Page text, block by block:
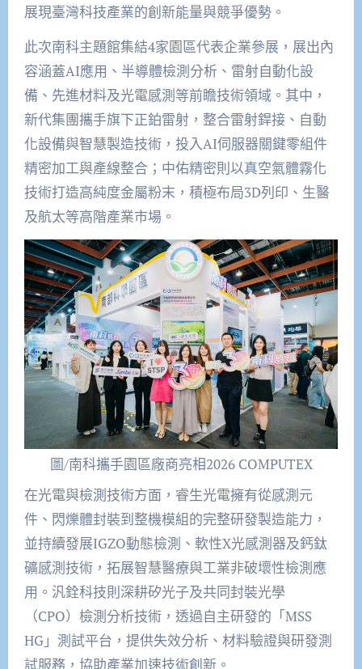
展現臺灣科技產業的創新能量與競爭優勢。
此次南科主題館集結4家園區代表企業參展，展出內
容涵蓋AI應用、半導體檢測分析、雷射自動化設
備、先進材料及光電感測等前瞻技術領域。其中，
新代集團攜手旗下正鉑雷射，整合雷射銲接、自動
化設備與智慧製造技術，投入AI伺服器關鍵零組件
精密加工與產線整合；中佑精密則以真空氣體霧化
技術打造高純度金屬粉末，積極布局3D列印、生醫
及航太等高階產業市場。
圖/南科攜手園區廠商亮相2026 COMPUTEX
在光電與檢測技術方面，睿生光電擁有從感測元
件、閃爍體封裝到整機模組的完整研發製造能力，
並持續發展IGZO動態檢測、軟性X光感測器及鈣鈦
礦感測技術，拓展智慧醫療與工業非破壞性檢測應
用。汎銓科技則深耕矽光子及共同封裝光學
（CPO）檢測分析技術，透過自主研發的「MSS
HG」測試平台，提供失效分析、材料驗證與研發測
試服務，協助產業加速技術創新。